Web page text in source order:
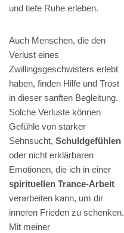
und tiefe Ruhe erleben.
Auch Menschen, die den
Verlust eines
Zwillingsgeschwisters erlebt
haben, finden Hilfe und Trost
in dieser sanften Begleitung.
Solche Verluste können
Gefühle von starker
Sehnsucht, Schuldgefühlen
oder nicht erklärbaren
Emotionen, die ich in einer
spirituellen Trance-Arbeit
verarbeiten kann, um dir
inneren Frieden zu schenken.
Mit meiner